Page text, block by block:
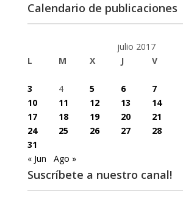
Calendario de publicaciones
julio 2017
L
M X J V
3
4 5 6 7
10
11 12 13 14
17
18 19 20 21
24
25 26 27 28
31
« Jun
Ago »
Suscríbete a nuestro canal!